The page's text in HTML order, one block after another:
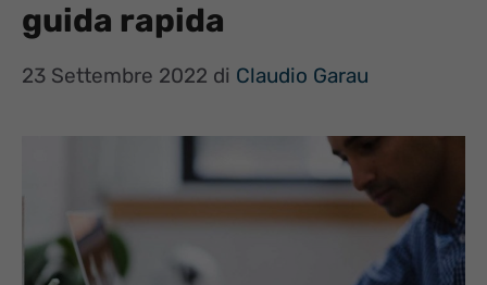
guida rapida
23 Settembre 2022 di Claudio Garau